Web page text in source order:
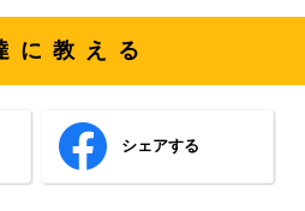
に教える
シェアする